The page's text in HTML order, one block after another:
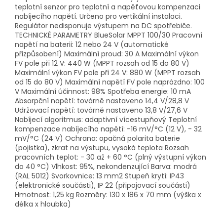
teplotní senzor pro teplotní a napěťovou kompenzaci
nabíjecího napětí. Určeno pro vertikální instalaci.
Regulátor nedisponuje výstupem na DC spotřebiče.
TECHNICKÉ PARAMETRY BlueSolar MPPT 100/30 Pracovní
napětí na baterii: 12 nebo 24 V (automatické
přizpůsobení) Maximální proud: 30 A Maximální výkon
FV pole při 12 V: 440 W (MPPT rozsah od 15 do 80 V)
Maximální výkon FV pole při 24 V: 880 W (MPPT rozsah
od 15 do 80 V) Maximální napětí FV pole naprázdno: 100
V Maximální účinnost: 98% Spotřeba energie: 10 mA
Absorpční napětí: továrně nastaveno 14,4 V/28,8 V
Udržovací napětí: továrně nastaveno 13,8 V/27,6 V
Nabíjecí algoritmus: adaptivní vícestupňový Teplotní
kompenzace nabíjecího napětí: -16 mV/°C (12 V), - 32
mV/°C (24 V) Ochrana: opačná polarita baterie
(pojistka), zkrat na výstupu, vysoká teplota Rozsah
pracovních teplot: - 30 až + 60 °C (plný výstupní výkon
do 40 °C) Vlhkost: 95%, nekondenzující Barva: modrá
(RAL 5012) Svorkovnice: 13 mm2 Stupeň krytí: IP43
(elektronické součásti), IP 22 (připojovací součásti)
Hmotnost: 1,25 kg Rozměry: 130 x 186 x 70 mm (výška x
délka x hloubka)